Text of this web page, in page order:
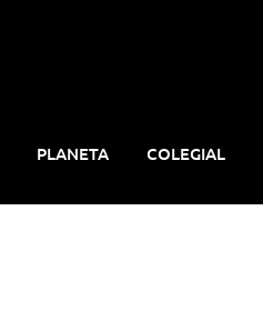
PLANETA COLEGIAL